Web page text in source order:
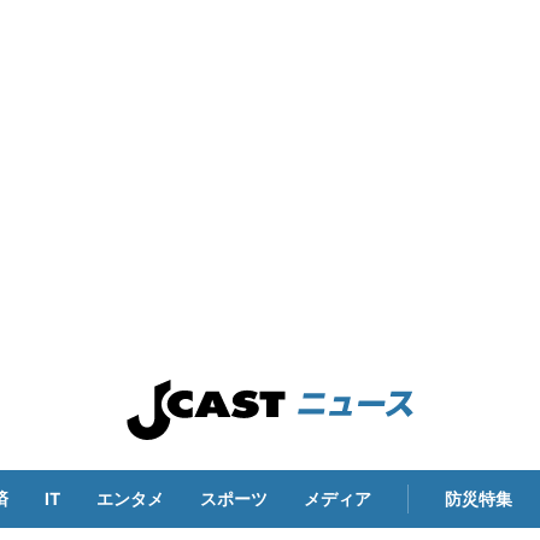
IT エンタメ スポーツ メディア 防災特集